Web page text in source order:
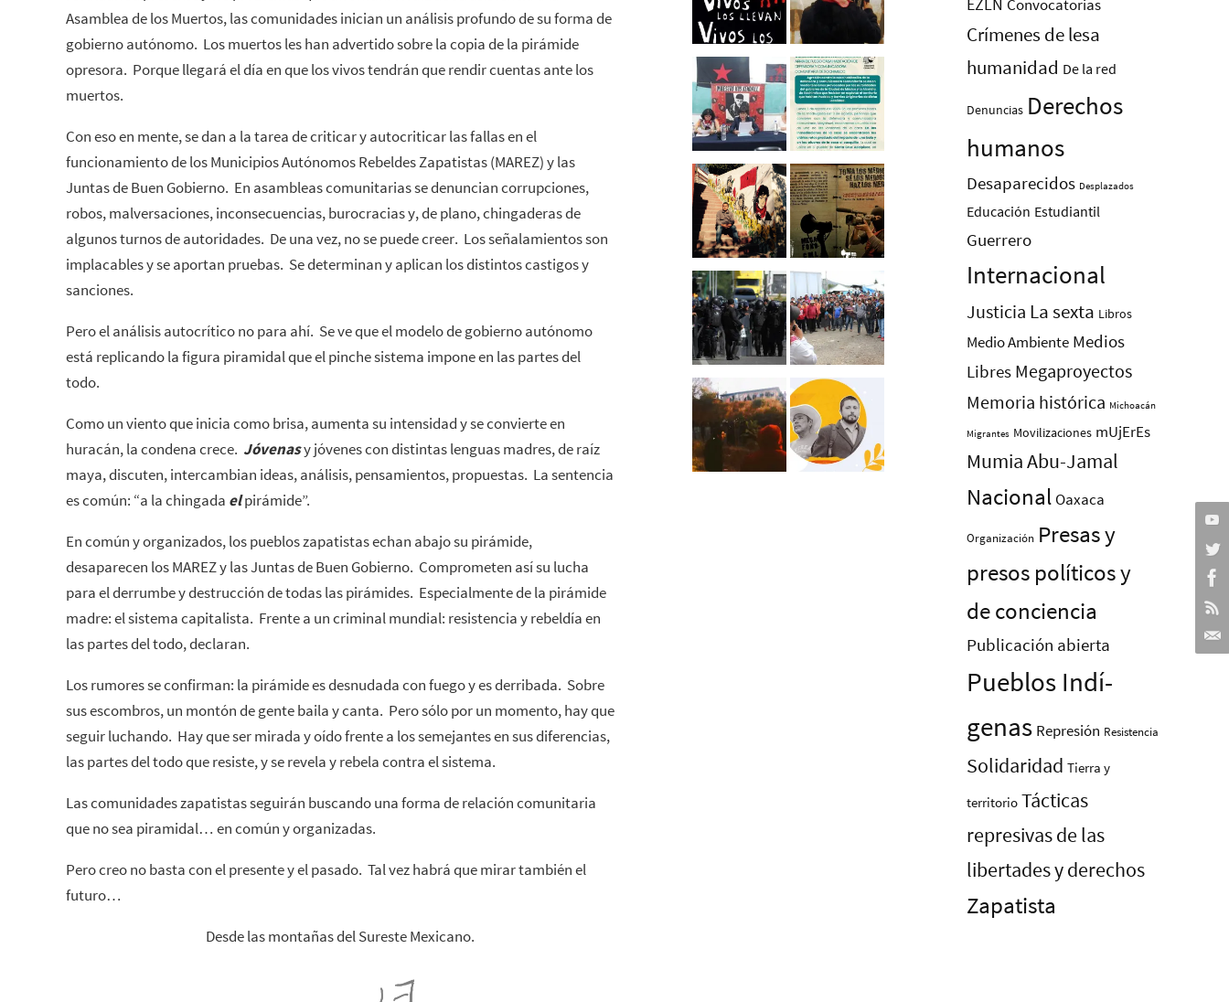
Asamblea de los Muertos, las comunidades inician un análisis profundo de su forma de
gobierno autónomo. Los muertos les han advertido sobre la copia de la pirámide
opresora. Porque llegará el día en que los vivos tendrán que rendir cuentas ante los
muertos.
Con eso en mente, se dan a la tarea de criticar y autocriticar las fallas en el
funcionamiento de los Municipios Autónomos Rebeldes Zapatistas (MAREZ) y las
Juntas de Buen Gobierno. En asambleas comunitarias se denuncian corrupciones,
robos, malversaciones, inconsecuencias, burocracias y, de plano, chingaderas de
algunos turnos de autoridades. De una vez, no se puede creer. Los señalamientos son
implacables y se aportan pruebas. Se determinan y aplican los distintos castigos y
sanciones.
Pero el análisis autocrítico no para ahí. Se ve que el modelo de gobierno autónomo
está replicando la figura piramidal que el pinche sistema impone en las partes del
todo.
Como un viento que inicia como brisa, aumenta su intensidad y se convierte en
huracán, la condena crece. Jóvenasy jóvenes con distintas lenguas madres, de raíz
maya, discuten, intercambian ideas, análisis, pensamientos, propuestas. La sentencia
es común: “a la chingada elpirámide”.
En común y organizados, los pueblos zapatistas echan abajo su pirámide,
desaparecen los MAREZ y las Juntas de Buen Gobierno. Comprometen así su lucha
para el derrumbe y destrucción de todas las pirámides. Especialmente de la pirámide
madre: el sistema capitalista. Frente a un criminal mundial: resistencia y rebeldía en
las partes del todo, declaran.
Los rumores se confirman: la pirámide es desnudada con fuego y es derribada. Sobre
sus escombros, un montón de gente baila y canta. Pero sólo por un momento, hay que
seguir luchando. Hay que ser mirada y oído frente a los semejantes en sus diferencias,
las partes del todo que resiste, y se revela y rebela contra el sistema.
Las comunidades zapatistas seguirán buscando una forma de relación comunitaria
que no sea piramidal… en común y organizadas.
Pero creo no basta con el presente y el pasado. Tal vez habrá que mirar también el
futuro…
Desde las montañas del Sureste Mexicano.
EZLN Convocatorias
Crímenes de lesa
humanidad De la red
Denuncias Derechos
humanos
Desaparecidos Desplazados
Educación Estudiantil
Guerrero
Internacional
Justicia La sexta Libros
Medio Ambiente Medios
Libres Megaproyectos
Memoria histórica Michoacán
Migrantes Movilizaciones mUjErEs
Mumia Abu-Jamal
Nacional Oaxaca
Organización Presas y
presos polí­ticos y
de conciencia
Publicación abierta
Pueblos Indí­
genas Represión Resistencia
Solidaridad Tierra y
territorio Tácticas
represivas de las
libertades y derechos
Zapatista